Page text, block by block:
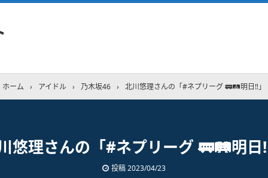
ホーム › アイドル › 乃木坂46 › 北川悠理さんの「#ネプリーグ 🚃🛤明日‼︎」
悠理さんの「#ネプリーグ 🚃🛤明日
投稿2023/04/23